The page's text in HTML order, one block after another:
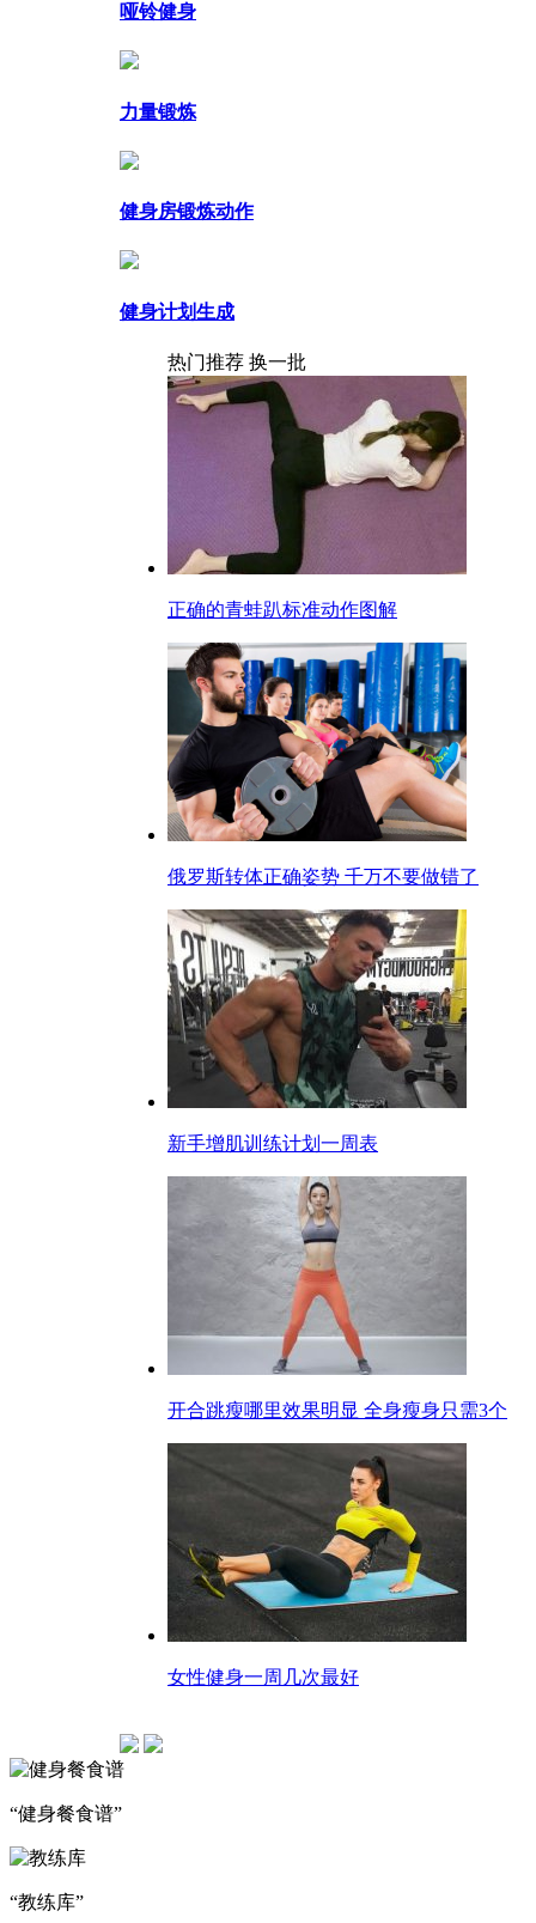
哑铃健身
力量锻炼
健身房锻炼动作
健身计划生成
热门推荐 换一批
正确的青蛙趴标准动作图解
俄罗斯转体正确姿势 千万不要做错了
新手增肌训练计划一周表
开合跳瘦哪里效果明显 全身瘦身只需3个
女性健身一周几次最好
“健身餐食谱”
“教练库”